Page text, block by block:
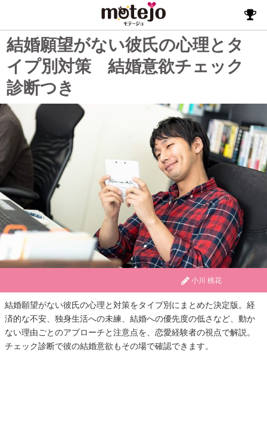
結婚願望がない彼氏の心理とタ
イプ別対策 結婚意欲チェック
診断つき
小川 桃花
結婚願望がない彼氏の心理と対策をタイプ別にまとめた決定版。経
済的な不安、独身生活への未練、結婚への優先度の低さなど、動か
ない理由ごとのアプローチと注意点を、恋愛経験者の視点で解説。
チェック診断で彼の結婚意欲もその場で確認できます。